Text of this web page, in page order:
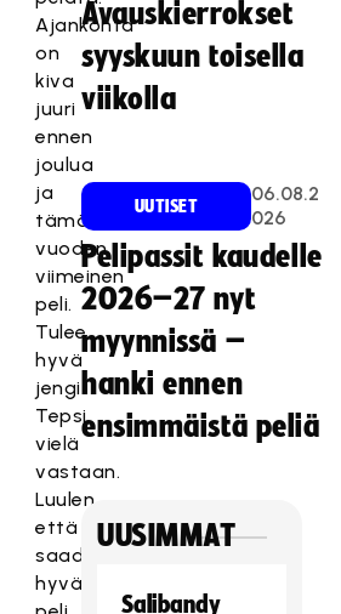
Ajankohta
on
kiva
juuri
ennen
joulua
ja
tämän
vuoden
viimeinen
peli.
Tulee
hyvä
jengi
Tepsi
vielä
vastaan.
Luulen,
että
saadaan
hyvä
Avauskierrokset
syyskuun toisella
viikolla
UUTISET
06.08.2
026
Pelipassit kaudelle
2026–27 nyt
myynnissä –
hanki ennen
ensimmäistä peliä
UUSIMMAT
Salibandy